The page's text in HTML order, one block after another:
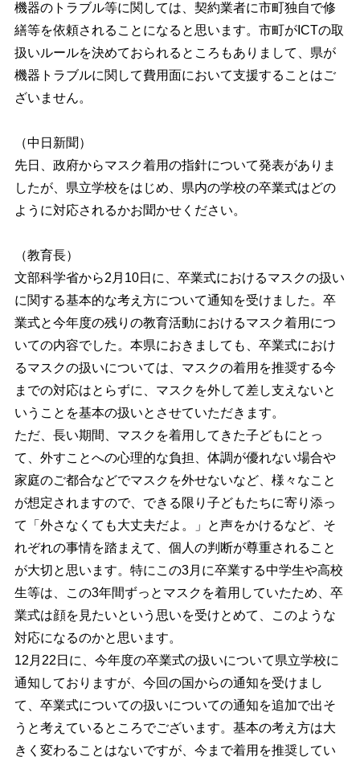
機器のトラブル等に関しては、契約業者に市町独自で修
繕等を依頼されることになると思います。市町がICTの取
扱いルールを決めておられるところもありまして、県が
機器トラブルに関して費用面において支援することはご
ざいません。
（中日新聞）
先日、政府からマスク着用の指針について発表がありま
したが、県立学校をはじめ、県内の学校の卒業式はどの
ように対応されるかお聞かせください。
（教育長）
文部科学省から2月10日に、卒業式におけるマスクの扱い
に関する基本的な考え方について通知を受けました。卒
業式と今年度の残りの教育活動におけるマスク着用につ
いての内容でした。本県におきましても、卒業式におけ
るマスクの扱いについては、マスクの着用を推奨する今
までの対応はとらずに、マスクを外して差し支えないと
いうことを基本の扱いとさせていただきます。
ただ、長い期間、マスクを着用してきた子どもにとっ
て、外すことへの心理的な負担、体調が優れない場合や
家庭のご都合などでマスクを外せないなど、様々なこと
が想定されますので、できる限り子どもたちに寄り添っ
て「外さなくても大丈夫だよ。」と声をかけるなど、そ
れぞれの事情を踏まえて、個人の判断が尊重されること
が大切と思います。特にこの3月に卒業する中学生や高校
生等は、この3年間ずっとマスクを着用していたため、卒
業式は顔を見たいという思いを受けとめて、このような
対応になるのかと思います。
12月22日に、今年度の卒業式の扱いについて県立学校に
通知しておりますが、今回の国からの通知を受けまし
て、卒業式についての扱いについての通知を追加で出そ
うと考えているところでございます。基本の考え方は大
きく変わることはないですが、今まで着用を推奨してい